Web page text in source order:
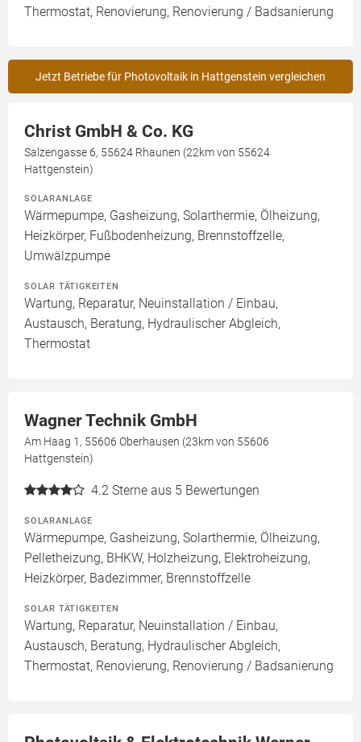
Thermostat, Renovierung, Renovierung / Badsanierung
Jetzt Betriebe für Photovoltaik in Hattgenstein vergleichen
Christ GmbH & Co. KG
Salzengasse 6, 55624 Rhaunen (22km von 55624
Hattgenstein)
SOLARANLAGE
Wärmepumpe, Gasheizung, Solarthermie, Ölheizung,
Heizkörper, Fußbodenheizung, Brennstoffzelle,
Umwälzpumpe
SOLAR TÄTIGKEITEN
Wartung, Reparatur, Neuinstallation / Einbau,
Austausch, Beratung, Hydraulischer Abgleich,
Thermostat
Wagner Technik GmbH
Am Haag 1, 55606 Oberhausen (23km von 55606
Hattgenstein)
4.2 Sterne aus 5 Bewertungen
SOLARANLAGE
Wärmepumpe, Gasheizung, Solarthermie, Ölheizung,
Pelletheizung, BHKW, Holzheizung, Elektroheizung,
Heizkörper, Badezimmer, Brennstoffzelle
SOLAR TÄTIGKEITEN
Wartung, Reparatur, Neuinstallation / Einbau,
Austausch, Beratung, Hydraulischer Abgleich,
Thermostat, Renovierung, Renovierung / Badsanierung